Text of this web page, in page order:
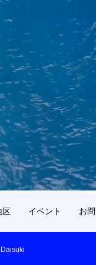
区 イベント お